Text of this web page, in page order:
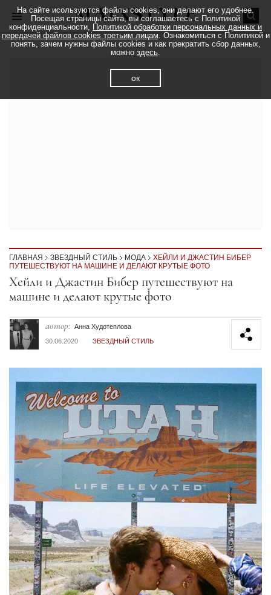
ГЛАВНАЯ ЗВЕЗДНЫЙ СТИЛЬ МОДА
ХЕЙЛИ И ДЖАСТИН БИБЕР
ПУТЕШЕСТВУЮТ НА МАШИНЕ И ДЕЛАЮТ КРУТЫЕ ФОТО
Секция статей
Хейли и Джастин Бибер путешествуют на
машине и делают крутые фото
автор: Анна Худотеплова
30.06.2020
ЗВЕЗДНЫЙ СТИЛЬ
На сайте исользуются файлы cookies, они делают его удобнее.
Посещая страницы сайта, вы соглашаетесь с Политикой
конфиденциальности, Политикой обработки персональных данных и
передачей файлов cookies третьим лицам. Ознакомиться с Политикой и
понять, зачем нужны файлы cookies и как прекратить сбор данных,
можно здесь.
ок